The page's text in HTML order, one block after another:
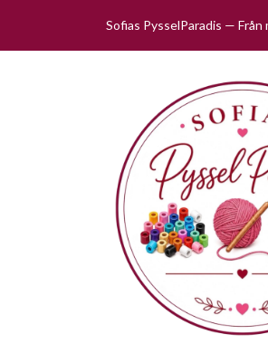
Sofias PysselParadis —